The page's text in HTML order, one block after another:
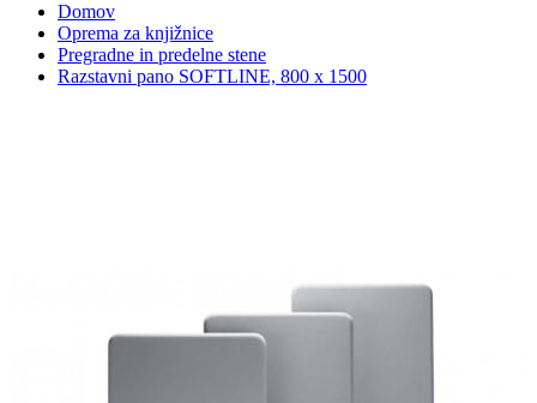
Domov
Oprema za knjižnice
Pregradne in predelne stene
Razstavni pano SOFTLINE, 800 x 1500